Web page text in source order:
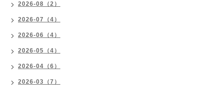
2026-08（2）
2026-07（4）
2026-06（4）
2026-05（4）
2026-04（6）
2026-03（7）